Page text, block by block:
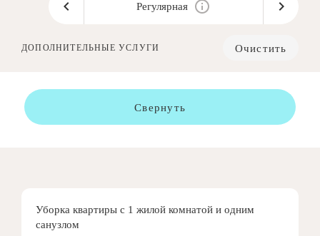
Регулярная
ДОПОЛНИТЕЛЬНЫЕ УСЛУГИ Очистить
Свернуть
Уборка квартиры с 1 жилой комнатой и одним
санузлом